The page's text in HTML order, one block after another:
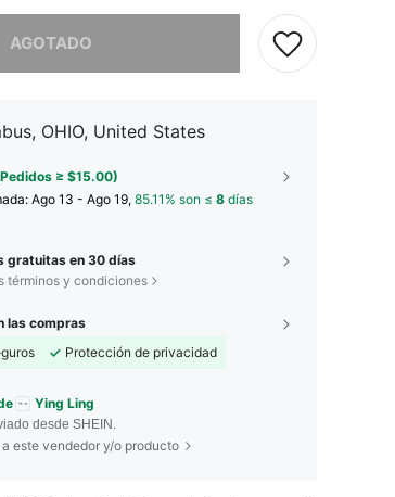
AGOTADO
está agotado.
OHIO, United States
≥ $15.00)
Ago 13 - Ago 19, 85.11% son ≤ 8 días
gratuitas en 30 días
términos y condiciones
las compras
Protección de privacidad
Ying Ling
desde SHEIN.
este vendedor y/o producto